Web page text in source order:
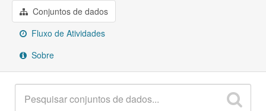
Grupos
Sobre
Conjuntos de dados
Fluxo de Atividades
Sobre